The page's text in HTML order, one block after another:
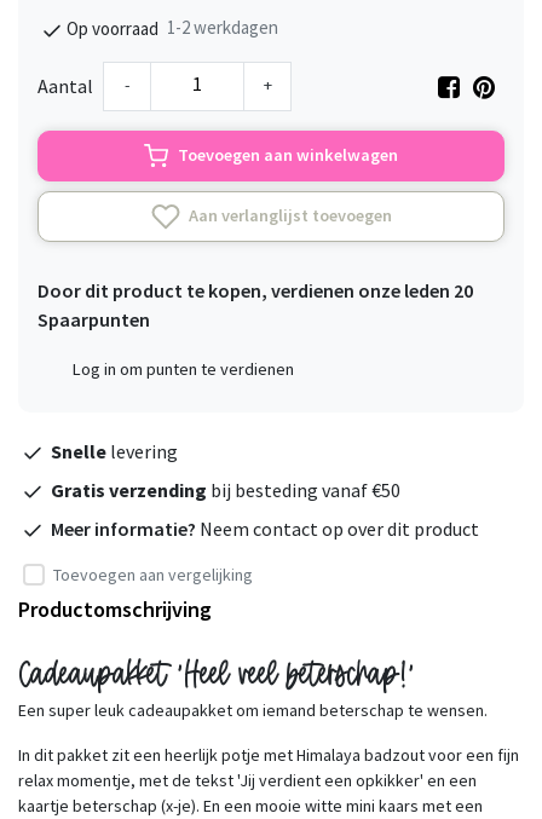
Op voorraad 1-2 werkdagen
Aantal - +
Toevoegen aan winkelwagen
Aan verlanglijst toevoegen
Door dit product te kopen, verdienen onze leden 20
Spaarpunten
Log in om punten te verdienen
Snelle levering
Gratis verzending bij besteding vanaf €50
Meer informatie? Neem contact op over dit product
Toevoegen aan vergelijking
Productomschrijving
Cadeaupakket 'Heel veel beterschap!'
Een super leuk cadeaupakket om iemand beterschap te wensen.
In dit pakket zit een heerlijk potje met Himalaya badzout voor een fijn
relax momentje, met de tekst 'Jij verdient een opkikker' en een
kaartje beterschap (x-je). En een mooie witte mini kaars met een